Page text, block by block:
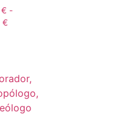
€ -
€